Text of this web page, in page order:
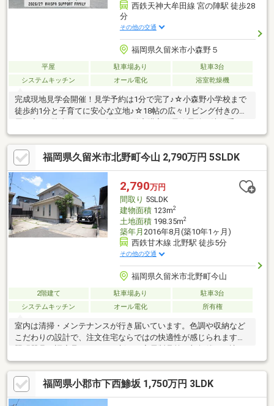
西鉄天神大牟田線 宮の陣駅 徒歩28
分
その他の交通
福岡県久留米市小森野５
平屋 駐車場あり
駐車3台
システムキッチン
オール電化 浴室乾燥機
完成現地見学会開催！見学予約は1分で完了♪☆小森野小学校まで
徒歩約1分と子育てに安心な立地♪☆18帖の広々リビング付きの平
屋住宅♪☆駐車スペース3台分♪不動産購入の最終最後の決め手は
安心感！！！頭金0円対応可能！ライフプランはプロが実施！住宅
ローン経験豊富で無料相談♪1971年創業☆55年の信頼と実績☆世
界最大の不動産会社センチュリー21♪弊社はローン代行10万円～
30万円不要で安心安全の不動産取引ができます！！住宅ローン、
ライフプランもプロが実施♪
福岡県久留米市北野町今山 2,790万円 5SLDK
2,790万円
間取り 5SLDK
建物面積123m2
土地面積198.35m2
築年月 2016年8月(築10年1ヶ月)
西鉄甘木線 北野駅 徒歩5分
その他の交通
福岡県久留米市北野町今山
2階建て 駐車場あり
駐車3台
システムキッチン
オール電化 所有権
室内は清掃・メンテナンスが行き届いています。色調や収納など
こだわりの設計で、注文住宅ならではの快適性が感じられます。
できます。是非ご見学にてお確かめください。
福岡県小郡市下西鯵坂 1,750万円 3LDK